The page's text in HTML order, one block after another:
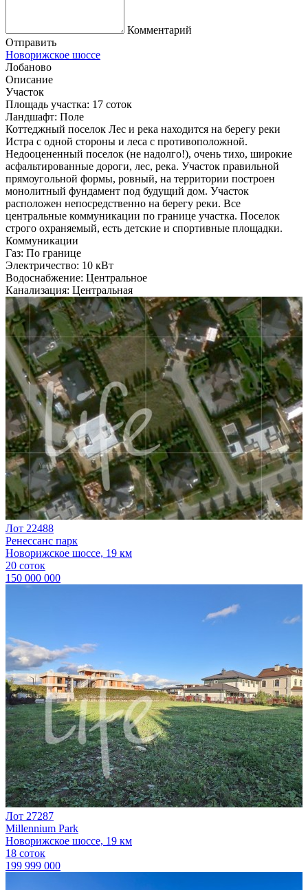
Комментарий
Отправить
Новорижское шоссе
Лобаново
Описание
Участок
Площадь участка: 17 соток
Ландшафт: Поле
Коттеджный поселок Лес и река находится на берегу реки
Истра с одной стороны и леса с противоположной.
Недооцененный поселок (не надолго!), очень тихо, широкие
асфальтированные дороги, лес, река. Участок правильной
прямоугольной формы, ровный, на территории построен
монолитный фундамент под будущий дом. Участок
расположен непосредственно на берегу реки. Все
центральные коммуникации по границе участка. Поселок
строго охраняемый, есть детские и спортивные площадки.
Коммуникации
Газ: По границе
Электричество: 10 кВт
Водоснабжение: Центральное
Канализация: Центральная
Лот 22488
Ренессанс парк
Новорижское шоссе, 19 км
20 соток
150 000 000
Лот 27287
Millennium Park
Новорижское шоссе, 19 км
18 соток
199 999 000